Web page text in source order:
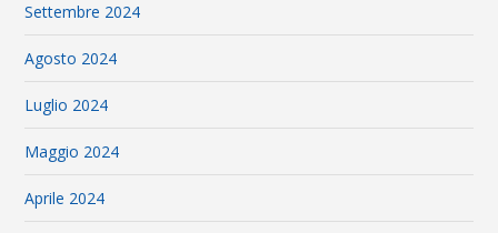
Settembre 2024
Agosto 2024
Luglio 2024
Maggio 2024
Aprile 2024